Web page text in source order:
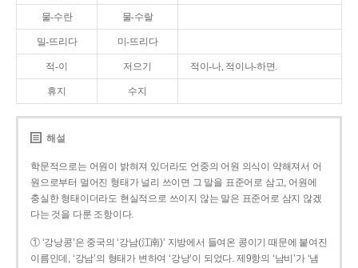
물-수란 물-수랄
밀-뜨리다 미-뜨리다
적-이 저으기 적이-나, 적이나-하면.
휴지 수지
해설
학문적으로는 어원이 밝혀져 있더라도 언중의 어원 의식이 약해져서 어
원으로부터 멀어진 형태가 널리 쓰이면 그 말을 표준어로 삼고, 어원에
충실한 형태이더라도 현실적으로 쓰이지 않는 말은 표준어로 삼지 않겠
다는 것을 다룬 조항이다.
① ‘강낭콩’은 중국의 ‘강남(江南)’ 지방에서 들여온 콩이기 때문에 붙여진
이름인데, ‘강남’의 형태가 변하여 ‘강낭’이 되었다. 제9항의 ‘남비’가 ‘냄